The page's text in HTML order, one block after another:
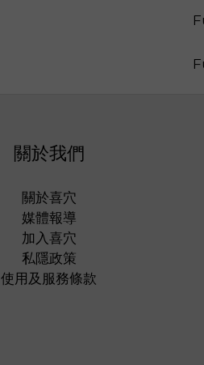
關於我們
關於喜穴
媒體報導
加入喜穴
私隱政策
使用及服務條款